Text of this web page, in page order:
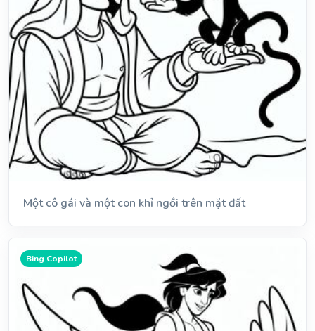
Một cô gái và một con khỉ ngồi trên mặt đất
Bing Copilot